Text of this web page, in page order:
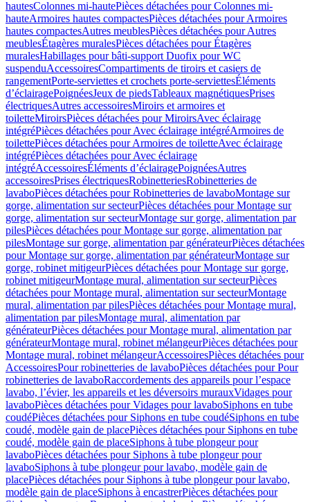
hautesColonnes mi-hautePièces détachées pour Colonnes mi-
hauteArmoires hautes compactesPièces détachées pour Armoires
hautes compactesAutres meublesPièces détachées pour Autres
meublesÉtagères muralesPièces détachées pour Étagères
muralesHabillages pour bâti-support Duofix pour WC
suspenduAccessoiresCompartiments de tiroirs et casiers de
rangementPorte-serviettes et crochets porte-serviettesÉléments
d’éclairagePoignéesJeux de piedsTableaux magnétiquesPrises
électriquesAutres accessoiresMiroirs et armoires et
toiletteMiroirsPièces détachées pour MiroirsAvec éclairage
intégréPièces détachées pour Avec éclairage intégréArmoires de
toilettePièces détachées pour Armoires de toiletteAvec éclairage
intégréPièces détachées pour Avec éclairage
intégréAccessoiresÉléments d’éclairagePoignéesAutres
accessoiresPrises électriquesRobinetteriesRobinetteries de
lavaboPièces détachées pour Robinetteries de lavaboMontage sur
gorge, alimentation sur secteurPièces détachées pour Montage sur
gorge, alimentation sur secteurMontage sur gorge, alimentation par
pilesPièces détachées pour Montage sur gorge, alimentation par
pilesMontage sur gorge, alimentation par générateurPièces détachées
pour Montage sur gorge, alimentation par générateurMontage sur
gorge, robinet mitigeurPièces détachées pour Montage sur gorge,
robinet mitigeurMontage mural, alimentation sur secteurPièces
détachées pour Montage mural, alimentation sur secteurMontage
mural, alimentation par pilesPièces détachées pour Montage mural,
alimentation par pilesMontage mural, alimentation par
générateurPièces détachées pour Montage mural, alimentation par
générateurMontage mural, robinet mélangeurPièces détachées pour
Montage mural, robinet mélangeurAccessoiresPièces détachées pour
AccessoiresPour robinetteries de lavaboPièces détachées pour Pour
robinetteries de lavaboRaccordements des appareils pour l’espace
lavabo, l’évier, les appareils et les déversoirs murauxVidages pour
lavaboPièces détachées pour Vidages pour lavaboSiphons en tube
coudéPièces détachées pour Siphons en tube coudéSiphons en tube
coudé, modèle gain de placePièces détachées pour Siphons en tube
coudé, modèle gain de placeSiphons à tube plongeur pour
lavaboPièces détachées pour Siphons à tube plongeur pour
lavaboSiphons à tube plongeur pour lavabo, modèle gain de
placePièces détachées pour Siphons à tube plongeur pour lavabo,
modèle gain de placeSiphons à encastrerPièces détachées pour